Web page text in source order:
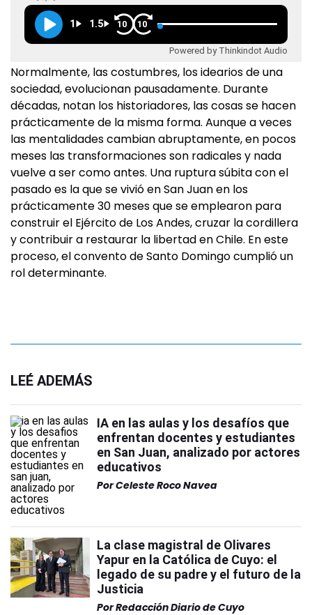
1 1.5 10 10
Powered by Thinkindot Audio
Normalmente, las costumbres, los idearios de una
sociedad, evolucionan pausadamente. Durante
décadas, notan los historiadores, las cosas se hacen
prácticamente de la misma forma. Aunque a veces
las mentalidades cambian abruptamente, en pocos
meses las transformaciones son radicales y nada
vuelve a ser como antes. Una ruptura súbita con el
pasado es la que se vivió en San Juan en los
prácticamente 30 meses que se emplearon para
construir el Ejército de Los Andes, cruzar la cordillera
y contribuir a restaurar la libertad en Chile. En este
proceso, el convento de Santo Domingo cumplió un
rol determinante.
LEÉ ADEMÁS
IA en las aulas y los desafíos que
enfrentan docentes y estudiantes
en San Juan, analizado por actores
educativos
PorCeleste Roco Navea
La clase magistral de Olivares
Yapur en la Católica de Cuyo: el
legado de su padre y el futuro de la
Justicia
PorRedacción Diario de Cuyo